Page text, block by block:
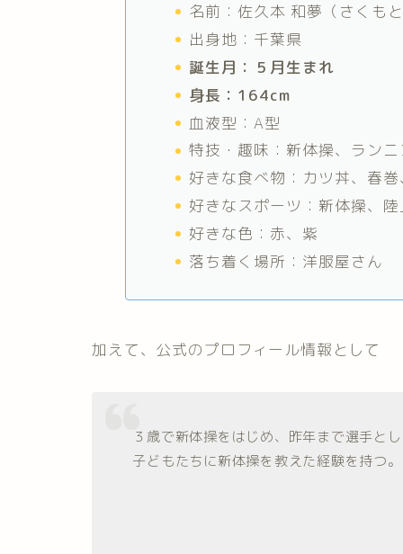
名前：佐久本 和夢（さくも
出身地：千葉県
誕生月：５月生まれ
身長：164cm
血液型：A型
特技・趣味：新体操、ラン
好きな食べ物：カツ丼、春
好きなスポーツ：新体操、
好きな色：赤、紫
落ち着く場所：洋服屋さん
加えて、公式のプロフィール情報として
３歳で新体操をはじめ、昨年まで選手と
子どもたちに新体操を教えた経験を持つ。